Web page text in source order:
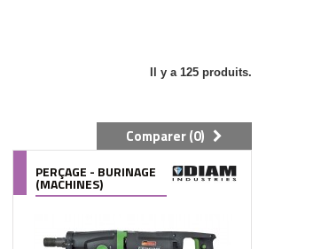
Il y a 125 produits.
Comparer (0)
PERÇAGE - BURINAGE
(MACHINES)